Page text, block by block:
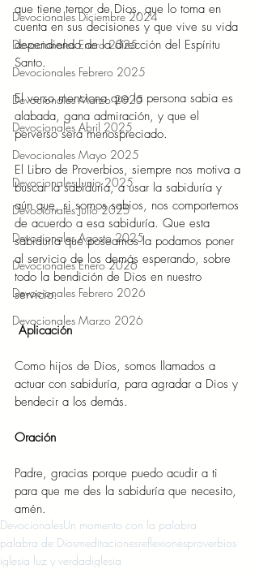
Devocionales Diciembre 2024
Devocionales Enero 2025
Devocionales Febrero 2025
Devocionales Marzo 2025
Devocionales Abril 2025
Devocionales Mayo 2025
Devocionales Junio 2025
Devocionales Julio 2025
Devocionales Agosto 2025
Devocionales Enero 2026
Devocionales Febrero 2026
Devocionales Marzo 2026
que tiene temor de Dios, que lo toma en
cuenta en sus decisiones y que vive su vida
dependiendo de la dirección del Espíritu
Santo.
El verso menciona que la persona sabia es
alabada, gana admiración, y que el
perverso será menospreciado.
El Libro de Proverbios, siempre nos motiva a
buscar la sabiduría, a usar la sabiduría y
aún que, si somos sabios, nos comportemos
de acuerdo a esa sabiduría. Que esta
sabiduría que poseamos la podamos poner
al servicio de los demás esperando, sobre
todo la bendición de Dios en nuestro
servicio.
Aplicación
Como hijos de Dios, somos llamados a
actuar con sabiduría, para agradar a Dios y
bendecir a los demás.
Oración
Padre, gracias porque puedo acudir a ti
para que me des la sabiduría que necesito,
amén.
DevocionalesUn momento con la palabra
palabra de Diosmeditacionesreflexionesproverbios
iglesia luz y verdadiglesia